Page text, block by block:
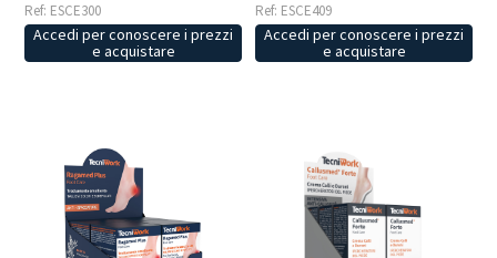
Ref: ESCE300
Accedi per conoscere i prezzi
e acquistare
Ref: ESCE409
Accedi per conoscere i prezzi
e acquistare